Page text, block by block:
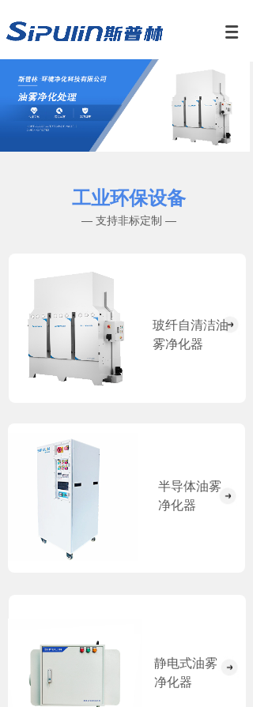
工业环保设备
— 支持非标定制 —
玻纤自清洁油
雾净化器
半导体油雾
净化器
静电式油雾
净化器